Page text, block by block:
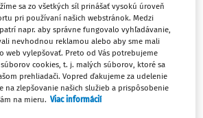
Máte predplatné? Prihláste sa
si prečítali len začiatok...
sa zo všetkých síl prinášať vysokú úroveň
pri používaní našich webstránok. Medzi
napr. aby správne fungovalo vyhľadávanie,
nevhodnou reklamou alebo aby sme mali
web vylepšovať. Preto od Vás potrebujeme
cookies, t. j. malých súborov, ktoré sa
prehliadači. Vopred ďakujeme za udelenie
na zlepšovanie našich služieb a prispôsobenie
na mieru. Viac informácií